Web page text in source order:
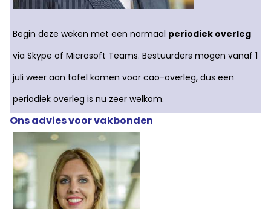
Begin deze weken met een normaal periodiek overleg
via Skype of Microsoft Teams. Bestuurders mogen vanaf 1
juli weer aan tafel komen voor cao-overleg, dus een
periodiek overleg is nu zeer welkom.
Ons advies voor vakbonden